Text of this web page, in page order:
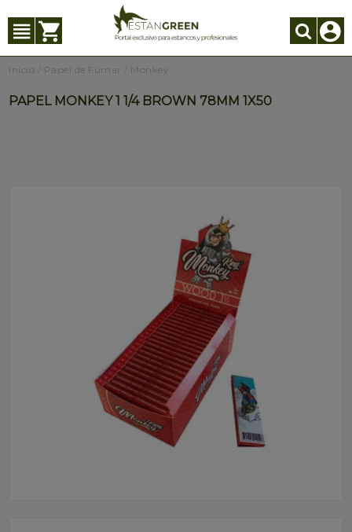
Inicio Papel de Fumar Monkey
PAPEL MONKEY 1 1/4 BROWN 78MM 1X50